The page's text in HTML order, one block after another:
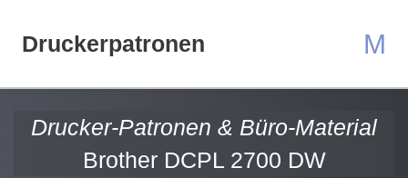
Druckerpatronen M
Drucker-Patronen & Büro-Material
Brother DCPL 2700 DW